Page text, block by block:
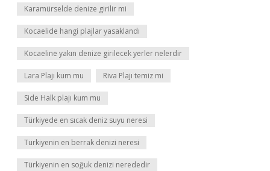
Karamürselde denize girilir mi
Kocaelide hangi plajlar yasaklandı
Kocaeline yakın denize girilecek yerler nelerdir
Lara Plajı kum mu Riva Plajı temiz mi
Side Halk plajı kum mu
Türkiyede en sıcak deniz suyu neresi
Türkiyenin en berrak denizi neresi
Türkiyenin en soğuk denizi nerededir